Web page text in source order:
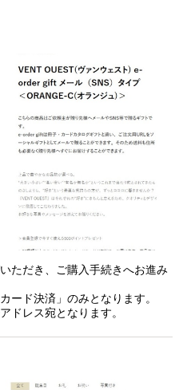
ただき、ご購入手続きへお進み
ード決済」のみとなります。
ドレス宛となります。